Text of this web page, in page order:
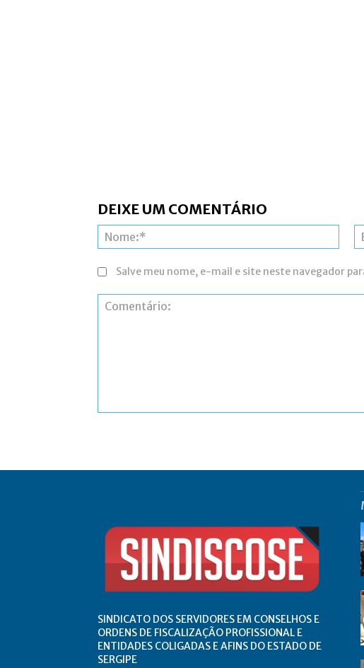
DEIXE UM COMENTÁRIO
Salve meu nome, e-mail e site neste navegador
SINDICATO DOS SERVIDORES EM CONSELHOS E
ORDENS DE FISCALIZAÇÃO PROFISSIONAL E
ENTIDADES COLIGADAS E AFINS DO ESTADO DE
SERGIPE